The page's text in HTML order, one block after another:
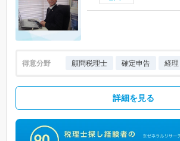
得意分野 顧問税理士 確定申告 経
詳細を見る